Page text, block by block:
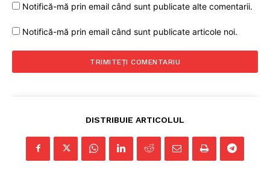
Un proiect
FREEDOM HOUSE ROMÂNIA
Notifică-mă prin email când sunt publicate alte comentarii.
Notifică-mă prin email când sunt publicate articole noi.
DISTRIBUIE ARTICOLUL